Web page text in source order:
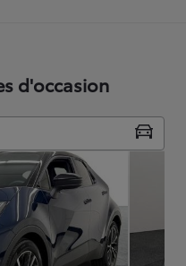
d'occasion